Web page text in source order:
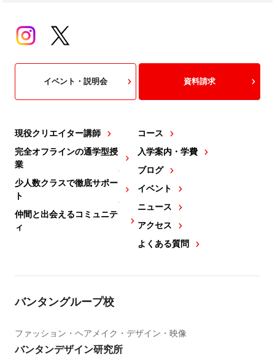
現役クリエイター講師
完全オフラインの通学型授
業
少人数クラスで徹底サポー
ト
仲間と出会えるコミュニテ
ィ
コース
入学案内・学費
ブログ
イベント
ニュース
アクセス
よくある質問
イベント・説明会 資料請求
バンタングループ校
ファッション・ヘアメイク・デザイン・映像
バンタンデザイン研究所